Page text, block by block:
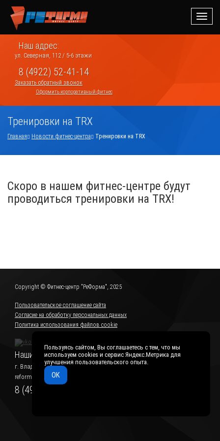
Наш адрес:
ул. Северная, 112 / 5-6 этажи
8 (4922) 52-41-14
Заказать обратный звонок
Оформить корпоративный фитнес
Тренировки на TRX
Главная Новости фитнес-центра Тренировки на TRX
Скоро в нашем фитнес-центре будут
проводиться тренировки на TRX!
Copyright © Фитнес-центр "РеФорма", 2025
Пользовательское соглашение сайта
Согласие на обработку персональных данных
Политика использования файлов cookie
Наши контакты:
г. Владимир, ул. Северная, 112, 5-6 этажи
reforma33@bk.ru
8 (4922) 52-41-14
Пользуясь сайтом, Вы соглашаетесь с тем, что мы
используем cookies и сервис Яндекс.Метрика для
улучшения пользовательского опыта.
OK